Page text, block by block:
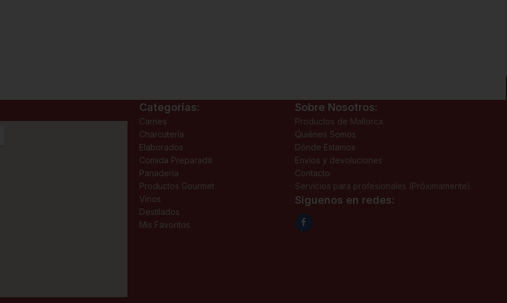
Categorías:
Carnes
Charcutería
Elaborados
Comida Preparada
Panadería
Productos Gourmet
Vinos
Destilados
Mis Favoritos
Sobre Nosotros:
Productos de Mallorca
Quiénes Somos
Dónde Estamos
Envíos y devoluciones
Contacto
Servicios para profesionales (Próximamente)
Siguenos en redes: